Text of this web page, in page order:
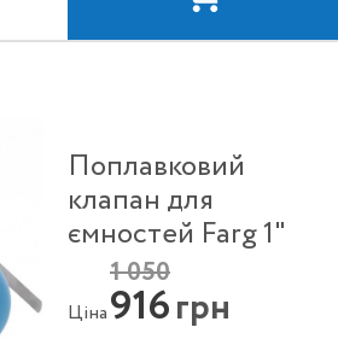
Поплавковий
клапан для
ємностей Farg 1"
Ціна
1 050
916грн